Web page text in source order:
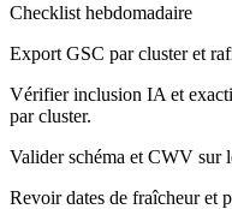
Checklist hebdomadaire
Export GSC par cluster et
Vérifier inclusion IA et
par cluster.
Valider schéma et CWV sur
Revoir dates de fraîcheur et